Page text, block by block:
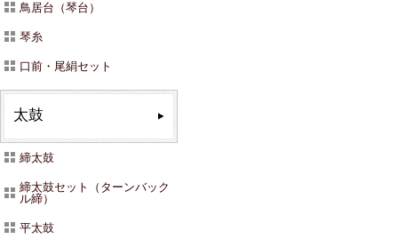
鳥居台（琴台）
琴糸
口前・尾絹セット
太鼓
締太鼓
締太鼓セット（ターンバック
ル締）
平太鼓